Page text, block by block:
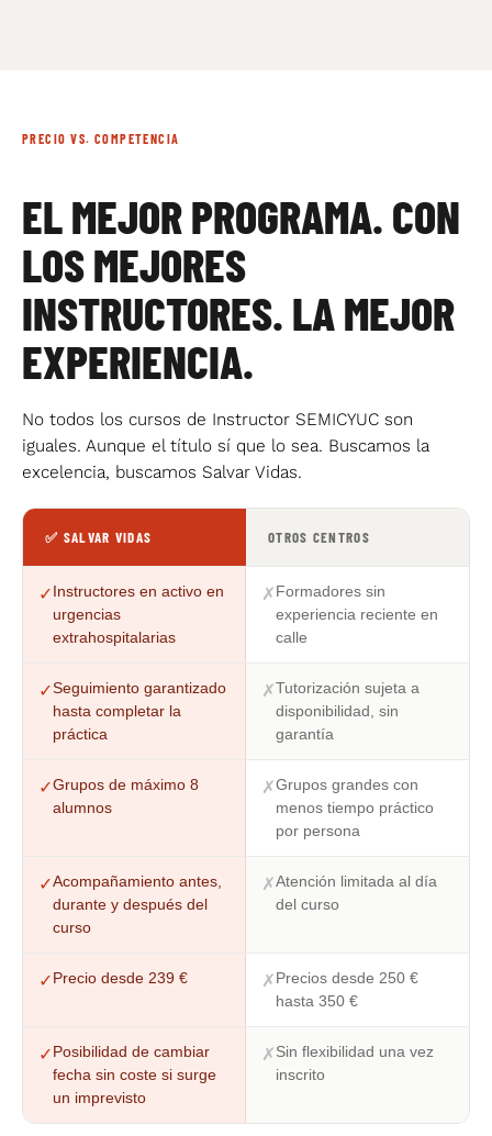
PRECIO VS. COMPETENCIA
EL MEJOR PROGRAMA. CON
LOS MEJORES
INSTRUCTORES. LA MEJOR
EXPERIENCIA.
No todos los cursos de Instructor SEMICYUC son
iguales. Aunque el título sí que lo sea. Buscamos la
excelencia, buscamos Salvar Vidas.
✅ SALVAR VIDAS OTROS CENTROS
✓Instructores en activo en
urgencias
extrahospitalarias
✗Formadores sin
experiencia reciente en
calle
✓Seguimiento garantizado
hasta completar la
práctica
✗Tutorización sujeta a
disponibilidad, sin
garantía
✓Grupos de máximo 8
alumnos
✗Grupos grandes con
menos tiempo práctico
por persona
✓Acompañamiento antes,
durante y después del
curso
✗Atención limitada al día
del curso
✓Precio desde 239 € ✗Precios desde 250 €
hasta 350 €
✓Posibilidad de cambiar
fecha sin coste si surge
un imprevisto
✗Sin flexibilidad una vez
inscrito